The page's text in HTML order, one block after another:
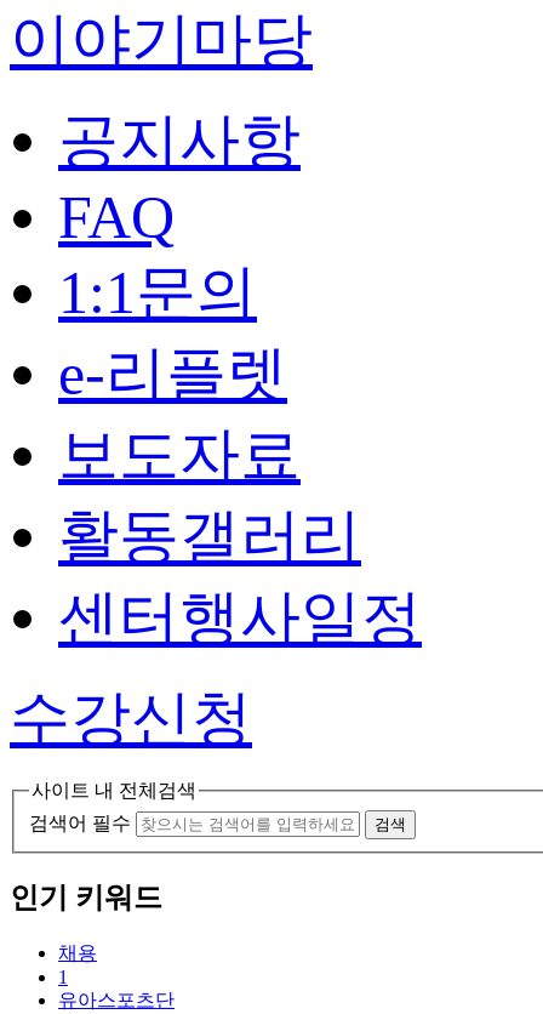
이야기마당
공지사항
FAQ
1:1문의
e-리플렛
보도자료
활동갤러리
센터행사일정
수강신청
사이트 내 전체검색
검색어 필수
검색
인기 키워드
채용
1
유아스포츠단